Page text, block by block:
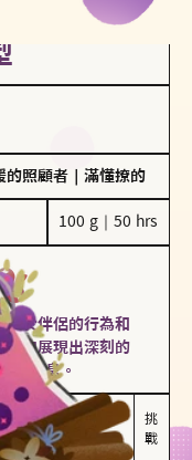
的照顧者 滿懂撩的
100 g｜50 hrs
於伴侶的行為和
係中展現出深刻的
到窒息。
嫉妒心較強
出現控制欲
挑
戰